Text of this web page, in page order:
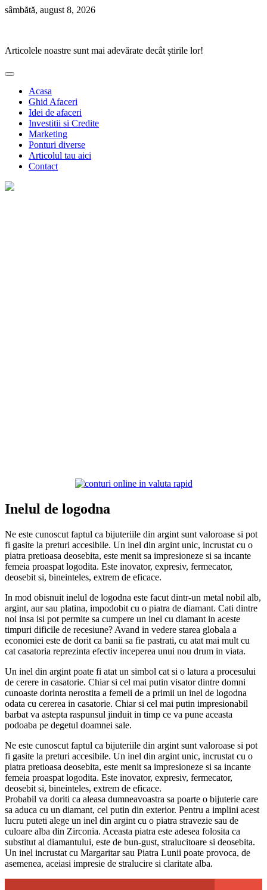
Skip
sâmbătă, august 8, 2026
Articolele noastre sunt mai adevărate decât știrile lor!
Acasa
Ghid Afaceri
Idei de afaceri
Investitii si Credite
Marketing
Ponturi diverse
Articolul tau aici
Contact
Inelul de logodna
Ne este cunoscut faptul ca bijuteriile din argint sunt valoroase si pot
fi gasite la preturi accesibile. Un inel din argint unic, incrustat cu o
piatra pretioasa deosebita, este menit sa impresioneze si sa incante
femeia proaspat logodita. Este inovator, expresiv, fermecator,
deosebit si, bineinteles, extrem de eficace.
In mod obisnuit inelul de logodna este facut dintr-un metal nobil alb,
argint, aur sau platina, impodobit cu o piatra de diamant. Cati dintre
noi insa isi pot permite sa cumpere un inel cu diamant in aceste
timpuri dificile de recesiune? Avand in vedere starea globala a
economiei este de dorit ca banii sa fie pastrati, cu atat mai mult cu
cat casatoria reprezinta efectiv inceperea unui nou drum in viata.
Un inel din argint poate fi atat un simbol cat si o latura a procesului
de cerere in casatorie. Chiar si cel mai putin visator dintre domni
cunoaste dorinta nerostita a femeii de a primii un inel de logodna
odata cu cererea in casatorie. Chiar si cel mai putin impresionabil
barbat va astepta raspunsul jinduit in timp ce va pune aceasta
podoaba pe degetul doamnei sale.
Ne este cunoscut faptul ca bijuteriile din argint sunt valoroase si pot
fi gasite la preturi accesibile. Un inel din argint unic, incrustat cu o
piatra pretioasa deosebita, este menit sa impresioneze si sa incante
femeia proaspat logodita. Este inovator, expresiv, fermecator,
deosebit si, bineinteles, extrem de eficace.
Probabil va doriti ca aleasa dumneavoastra sa poarte o bijuterie care
sa aduca cu un diamant, cel putin din exterior. Pentru a implini acest
lucru puteti alege un inel din argint cu o piatra stravezie sau de
culoare alba din Zirconia. Aceasta piatra este adesea folosita ca
substitut al diamantului, este de bun-gust, stralucitoare si deosebita.
Un inel incrustat cu Margaritar sau Piatra Lunii poate provoca, de
asemenea, aceiasi impresie de stralucire si claritate alba.